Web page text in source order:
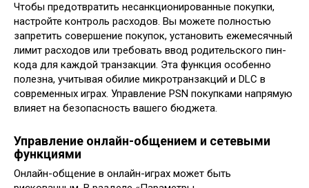
Чтобы предотвратить несанкционированные покупки,
настройте контроль расходов. Вы можете полностью
запретить совершение покупок, установить ежемесячный
лимит расходов или требовать ввод родительского пин-
кода для каждой транзакции. Эта функция особенно
полезна, учитывая обилие микротранзакций и DLC в
современных играх. Управление PSN покупками напрямую
влияет на безопасность вашего бюджета.
Управление онлайн-общением и сетевыми
функциями
Онлайн-общение в онлайн-играх может быть